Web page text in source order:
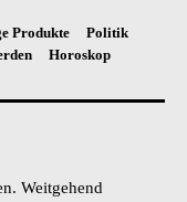
Produkte
Politik
Horoskop
Weitgehend